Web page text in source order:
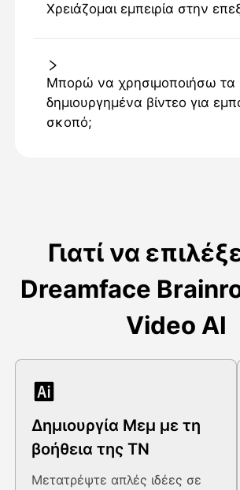
Χρειάζομαι εμπειρία στην
Μπορώ να χρησιμοποιήσω τα
δημιουργημένα βίντεο για
σκοπό;
Γιατί να
Dreamface
Video AI
Δημιουργία Μεμ με τη
βοήθεια της ΤΝ
Μετατρέψτε απλές ιδέες σε